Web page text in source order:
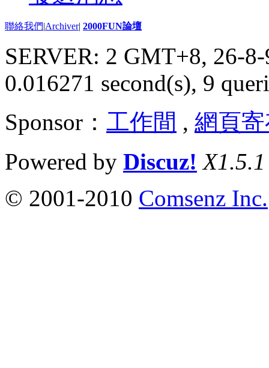
聯絡我們|Archiver| 2000FUN論壇
SERVER: 2 GMT+8, 26-
0.016271 second(s), 9
Sponsor： 工作間 , 網頁
Powered by Discuz! X1.5.1
© 2001-2010 Comsenz Inc.